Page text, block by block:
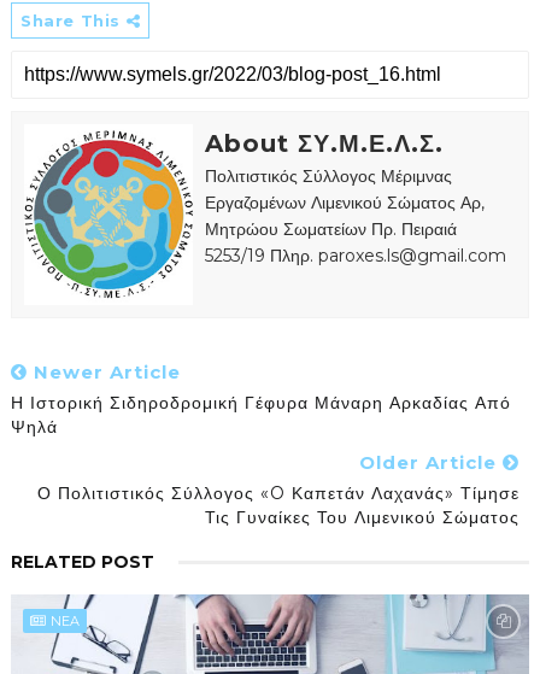
Share This
About ΣΥ.Μ.Ε.Λ.Σ.
Πολιτιστικός Σύλλογος Μέριμνας
Εργαζομένων Λιμενικού Σώματος Αρ,
Μητρώου Σωματείων Πρ. Πειραιά
5253/19 Πληρ. paroxes.ls@gmail.com
Newer Article
Η Ιστορική Σιδηροδρομική Γέφυρα Μάναρη Αρκαδίας Από
Ψηλά
Older Article
Ο Πολιτιστικός Σύλλογος «O Καπετάν Λαχανάς» Τίμησε
Τις Γυναίκες Του Λιμενικού Σώματος
RELATED POST
NEA